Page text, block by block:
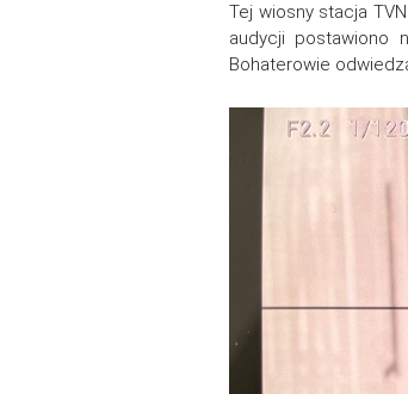
Tej wiosny stacja
audycji postawiono
Bohaterowie